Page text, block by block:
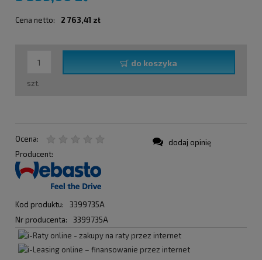
Cena netto: 2 763,41 zł
szt.
do koszyka
Ocena:
Producent:
Kod produktu:
3399735A
Nr producenta:
3399735A
dodaj opinię